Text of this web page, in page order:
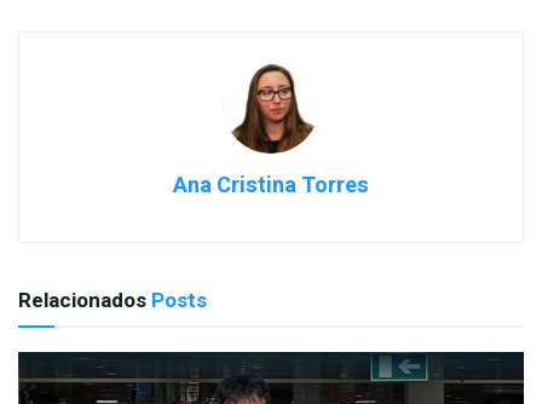
Ana Cristina Torres
Relacionados Posts